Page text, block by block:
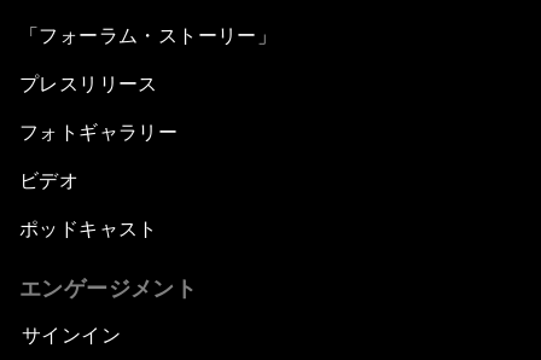
「フォーラム・ストーリー」
プレスリリース
フォトギャラリー
ビデオ
ポッドキャスト
エンゲージメント
サインイン